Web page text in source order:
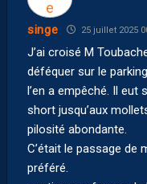
singe 25 juillet 2025
J’ai croisé M
déféquer sur le
l’en a empêché. Il eut
short jusqu’aux
pilosité abondante.
C’était le passage de
préféré.